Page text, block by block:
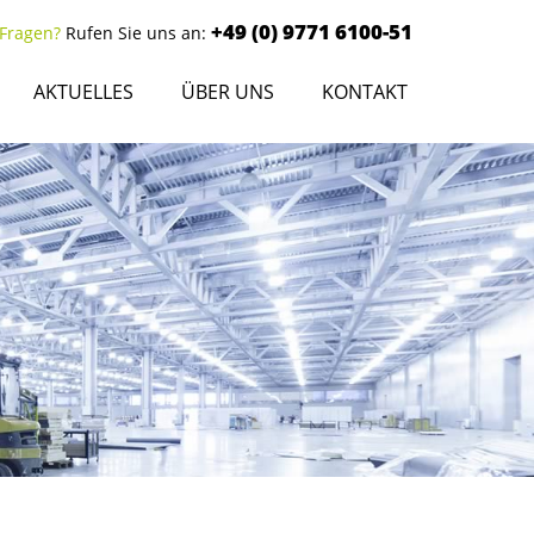
Rufen Sie uns an: +49 (0) 9771 6100-51
AKTUELLES ÜBER UNS KONTAKT